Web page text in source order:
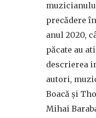
precădere
anul 2020,
păcate au
descrierea
autori,
Boacă și
Mihai